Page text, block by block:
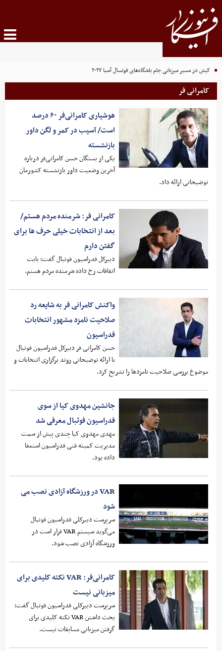
کیش در مسیر میزبانی جام باشگاه‌های فوتسال آسیا ۲۰۲۷
کامرانی فر
هوشیاری کامرانی‌فر ۶۰ درصد
است/ آسیب در کمر و لگن داور
بازنشسته
یکی از بستگان حسن کامرانی‌فر درباره
آخرین وضعیت داور بازنشسته کشورمان
توضیحاتی ارائه داد.
کامرانی فر: شرمنده مردم هستم/
بعد از انتخابات خیلی حرف ها برای
گفتن دارم
دبیرکل فدراسیون فوتبال گفت: بابت
اتفاقات رخ داده شرمنده مردم هستم.
واکنش کامرانی فر به شایعه رد
صلاحیت نامزد مشهور انتخابات
فدراسیون
حسن کامرانی فر دبیرکل فدراسیون فوتبال
با ارائه توضیحاتی روند برگزاری انتخابات و
موضوع بررسی صلاحیت نامزدها را تشریح کرد.
جانشین مهدوی کیا از سوی
فدراسیون فوتبال معرفی شد
مهدی مهدوی کیا چندی پیش از سمت
مدیریت کمیته فنی فدراسیون استعفا
داده بود.
VAR در ورزشگاه آزادی نصب می
شود
سرپرست دبیرکلی فدراسیون فوتبال
می‌گوید سیستم VAR قرار است در
ورزشگاه آزادی نصب شود.
کامرانی‌فر: VAR نکته کلیدی برای
میزبانی نیست
سرپرست دبیرکلی فدراسیون فوتبال گفت:
بحث داشتن VAR نکته کلیدی برای
گرفتن میزبانی مسابقات نیست.